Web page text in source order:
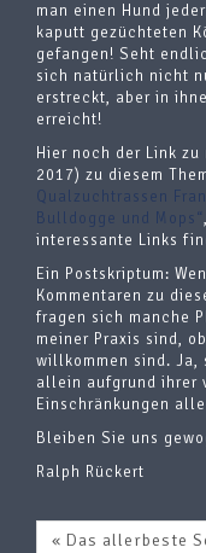
man einen Hund
kaputt gezüchteten
gefangen! Seht
sich natürlich nicht
erstreckt, aber in
erreicht!
Hier noch der Link
2017) zu diesem
Qualzuchtrassen
Bulldogge und Mops“
interessante Links
Ein Postskriptum:
Kommentaren zu
fragen sich manche
meiner Praxis sind,
willkommen sind. Ja,
allein aufgrund ihrer
Einschränkungen
Bleiben Sie uns
Ralph Rückert
« Das allerbeste